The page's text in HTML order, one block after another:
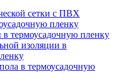
сетки с ПВХ
пленку
термоусадочную пленку
изоляции в
в термоусадочную